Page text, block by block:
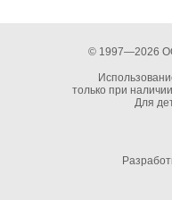
© 1997—2026
только при
Для